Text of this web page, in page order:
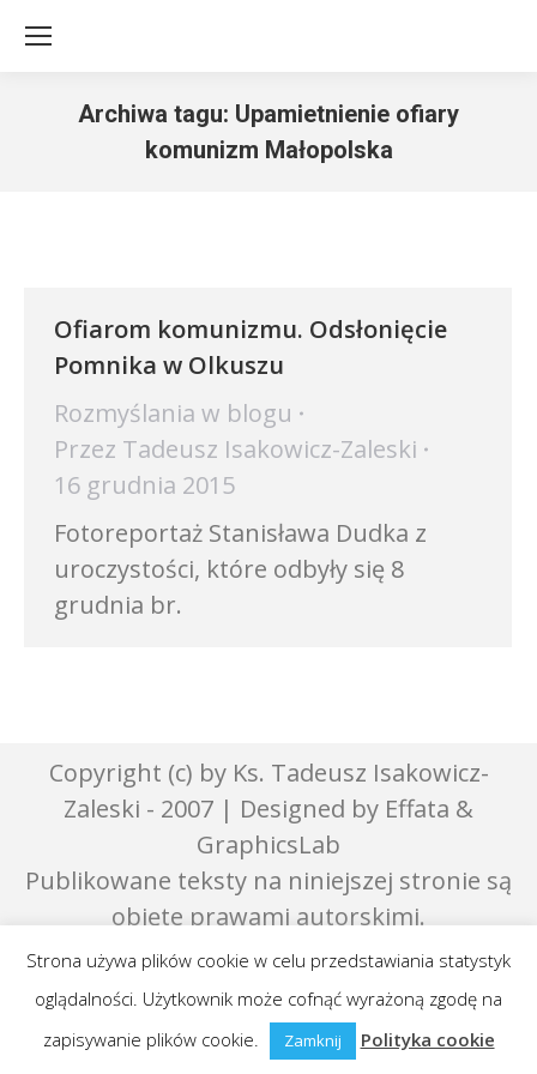
Archiwa tagu: Upamietnienie ofiary
komunizm Małopolska
Ofiarom komunizmu. Odsłonięcie
Pomnika w Olkuszu
Rozmyślania w blogu
Przez Tadeusz Isakowicz-Zaleski
16 grudnia 2015
Fotoreportaż Stanisława Dudka z
uroczystości, które odbyły się 8
grudnia br.
Copyright (c) by Ks. Tadeusz Isakowicz-
Zaleski - 2007 | Designed by Effata &
GraphicsLab
Publikowane teksty na niniejszej stronie są
objęte prawami autorskimi.
Strona używa plików cookie w celu przedstawiania statystyk
oglądalności. Użytkownik może cofnąć wyrażoną zgodę na
zapisywanie plików cookie.
Zamknij Polityka cookie